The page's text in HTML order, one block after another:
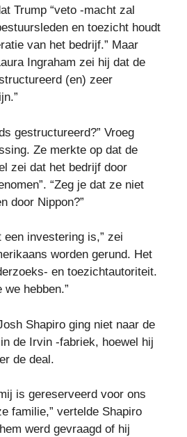
Trump “veto -macht zal
en toezicht houdt
van het bedrijf.” Maar
Ingraham zei hij dat de
(en) zeer
gestructureerd?” Vroeg
Ze merkte op dat de
zei dat het bedrijf door
“Zeg je dat ze niet
door Nippon?”
investering is,” zei
worden gerund. Het
en toezichtautoriteit.
we hebben.”
Shapiro ging niet naar de
de Irvin -fabriek, hoewel hij
de deal.
is gereserveerd voor ons
familie,” vertelde Shapiro
werd gevraagd of hij